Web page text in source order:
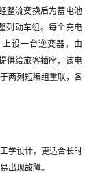
整流变换后为蓄电池
列动车组。每个充电
设一台逆变器，由
供给旅客插座，该电
两列短编组重联，各
学设计，更适合长时
出现故障。